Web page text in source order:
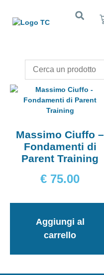
Massimo Ciuffo –
Fondamenti di
Parent Training
€ 75.00
Aggiungi al
carrello